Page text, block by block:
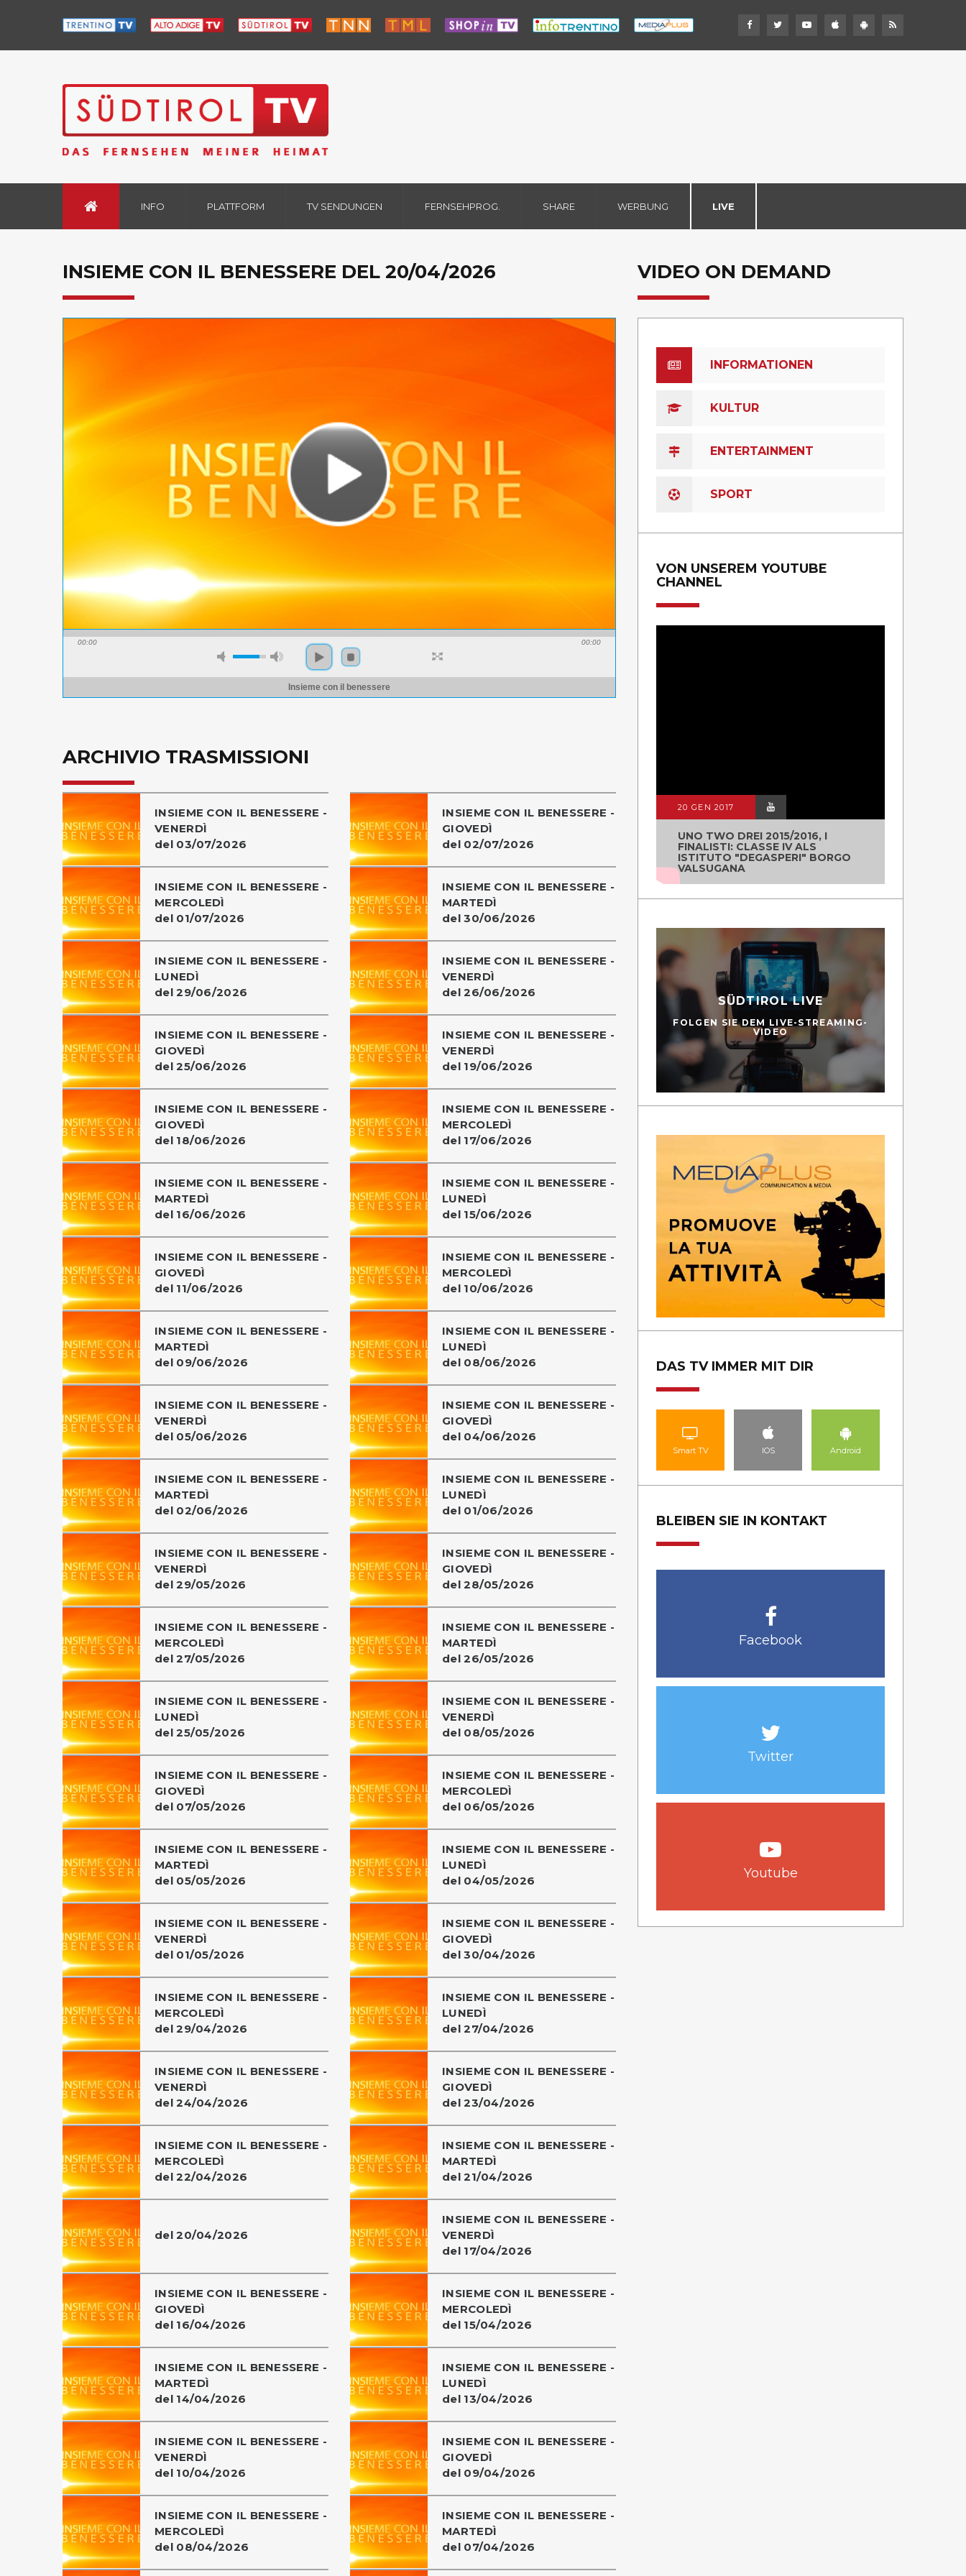
INFO PLATTFORM TV SENDUNGEN FERNSEHPROG. SHARE WERBUNG LIVE
INSIEME CON IL BENESSERE DEL 20/04/2026
00:00 00:00
Insieme con il benessere
ARCHIVIO TRASMISSIONI
INSIEME CON IL BENESSERE -
VENERDÌ
del 03/07/2026
INSIEME CON IL BENESSERE -
GIOVEDÌ
del 02/07/2026
INSIEME CON IL BENESSERE -
MERCOLEDÌ
del 01/07/2026
INSIEME CON IL BENESSERE -
MARTEDÌ
del 30/06/2026
INSIEME CON IL BENESSERE -
LUNEDÌ
del 29/06/2026
INSIEME CON IL BENESSERE -
VENERDÌ
del 26/06/2026
INSIEME CON IL BENESSERE -
GIOVEDÌ
del 25/06/2026
INSIEME CON IL BENESSERE -
VENERDÌ
del 19/06/2026
INSIEME CON IL BENESSERE -
GIOVEDÌ
del 18/06/2026
INSIEME CON IL BENESSERE -
MERCOLEDÌ
del 17/06/2026
INSIEME CON IL BENESSERE -
MARTEDÌ
del 16/06/2026
INSIEME CON IL BENESSERE -
LUNEDÌ
del 15/06/2026
INSIEME CON IL BENESSERE -
GIOVEDÌ
del 11/06/2026
INSIEME CON IL BENESSERE -
MERCOLEDÌ
del 10/06/2026
INSIEME CON IL BENESSERE -
MARTEDÌ
del 09/06/2026
INSIEME CON IL BENESSERE -
LUNEDÌ
del 08/06/2026
INSIEME CON IL BENESSERE -
VENERDÌ
del 05/06/2026
INSIEME CON IL BENESSERE -
GIOVEDÌ
del 04/06/2026
INSIEME CON IL BENESSERE -
MARTEDÌ
del 02/06/2026
INSIEME CON IL BENESSERE -
LUNEDÌ
del 01/06/2026
INSIEME CON IL BENESSERE -
VENERDÌ
del 29/05/2026
INSIEME CON IL BENESSERE -
GIOVEDÌ
del 28/05/2026
INSIEME CON IL BENESSERE -
MERCOLEDÌ
del 27/05/2026
INSIEME CON IL BENESSERE -
MARTEDÌ
del 26/05/2026
INSIEME CON IL BENESSERE -
LUNEDÌ
del 25/05/2026
INSIEME CON IL BENESSERE -
VENERDÌ
del 08/05/2026
INSIEME CON IL BENESSERE -
GIOVEDÌ
del 07/05/2026
INSIEME CON IL BENESSERE -
MERCOLEDÌ
del 06/05/2026
INSIEME CON IL BENESSERE -
MARTEDÌ
del 05/05/2026
INSIEME CON IL BENESSERE -
LUNEDÌ
del 04/05/2026
INSIEME CON IL BENESSERE -
VENERDÌ
del 01/05/2026
INSIEME CON IL BENESSERE -
GIOVEDÌ
del 30/04/2026
INSIEME CON IL BENESSERE -
MERCOLEDÌ
del 29/04/2026
INSIEME CON IL BENESSERE -
LUNEDÌ
del 27/04/2026
INSIEME CON IL BENESSERE -
VENERDÌ
del 24/04/2026
INSIEME CON IL BENESSERE -
GIOVEDÌ
del 23/04/2026
INSIEME CON IL BENESSERE -
MERCOLEDÌ
del 22/04/2026
INSIEME CON IL BENESSERE -
MARTEDÌ
del 21/04/2026
del 20/04/2026
INSIEME CON IL BENESSERE -
VENERDÌ
del 17/04/2026
INSIEME CON IL BENESSERE -
GIOVEDÌ
del 16/04/2026
INSIEME CON IL BENESSERE -
MERCOLEDÌ
del 15/04/2026
INSIEME CON IL BENESSERE -
MARTEDÌ
del 14/04/2026
INSIEME CON IL BENESSERE -
LUNEDÌ
del 13/04/2026
INSIEME CON IL BENESSERE -
VENERDÌ
del 10/04/2026
INSIEME CON IL BENESSERE -
GIOVEDÌ
del 09/04/2026
INSIEME CON IL BENESSERE -
MERCOLEDÌ
del 08/04/2026
INSIEME CON IL BENESSERE -
MARTEDÌ
del 07/04/2026
VIDEO ON DEMAND
INFORMATIONEN
KULTUR
ENTERTAINMENT
SPORT
VON UNSEREM YOUTUBE
CHANNEL
20 GEN 2017
UNO TWO DREI 2015/2016, I
FINALISTI: CLASSE IV ALS
ISTITUTO "DEGASPERI" BORGO
VALSUGANA
SÜDTIROL LIVE
FOLGEN SIE DEM LIVE-STREAMING-
VIDEO
DAS TV IMMER MIT DIR
Smart TV IOS Android
BLEIBEN SIE IN KONTAKT
Facebook
Twitter
Youtube